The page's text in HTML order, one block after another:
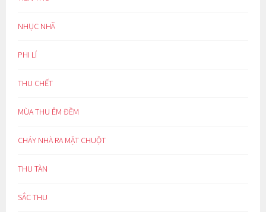
NHỤC NHÃ
PHI LÍ
THU CHẾT
MÙA THU ÊM ĐỀM
CHÁY NHÀ RA MẶT CHUỘT
THU TÀN
SẮC THU